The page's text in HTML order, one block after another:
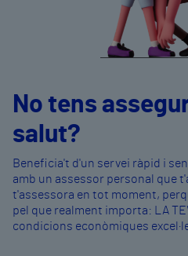
No tens
salut?
Beneficia't d'un servei ràpid i
amb un assessor personal que
t'assessora en tot moment,
pel que realment importa: LA
condicions econòmiques